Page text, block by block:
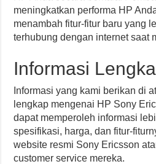
meningkatkan performa HP
menambah fitur-fitur baru yang
terhubung dengan internet saat
Informasi
Informasi yang kami berikan di
lengkap mengenai HP Sony
dapat memperoleh informasi
spesifikasi, harga, dan fitur-
website resmi Sony Ericsson
customer service mereka.